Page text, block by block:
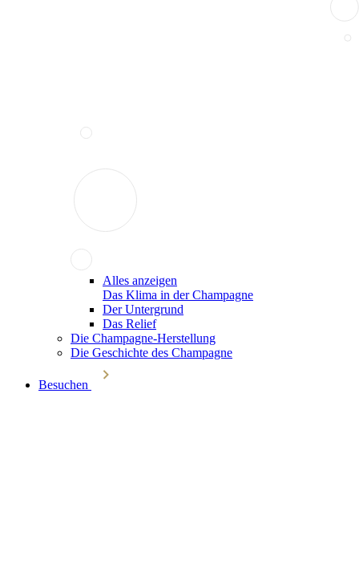
Alles anzeigen
Das Klima in der Champagne
Der Untergrund
Das Relief
Die Champagne-Herstellung
Die Geschichte des Champagne
Besuchen